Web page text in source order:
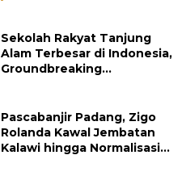
Sekolah Rakyat Tanjung
Alam Terbesar di Indonesia,
Groundbreaking
Pascabanjir Padang, Zigo
Rolanda Kawal Jembatan
Kalawi hingga Normalisasi